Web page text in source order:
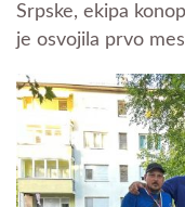
Srpske, ekipa
je osvojila prvo